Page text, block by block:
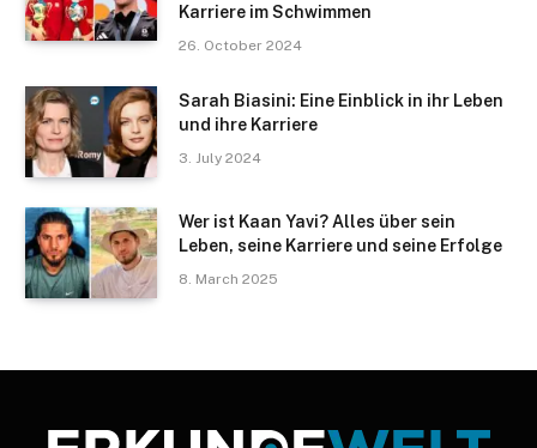
Karriere im Schwimmen
26. October 2024
Sarah Biasini: Eine Einblick in ihr Leben
und ihre Karriere
3. July 2024
Wer ist Kaan Yavi? Alles über sein
Leben, seine Karriere und seine Erfolge
8. March 2025